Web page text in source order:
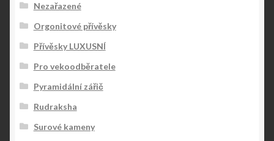
Nezařazené
Orgonitové přívěsky
Přívěsky LUXUSNÍ
Pro vekoodběratele
Pyramidální zářič
Rudraksha
Surové kameny